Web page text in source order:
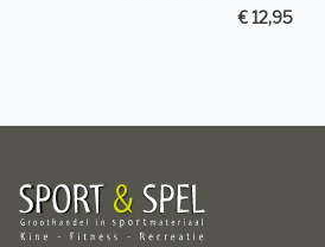
€ 12,95